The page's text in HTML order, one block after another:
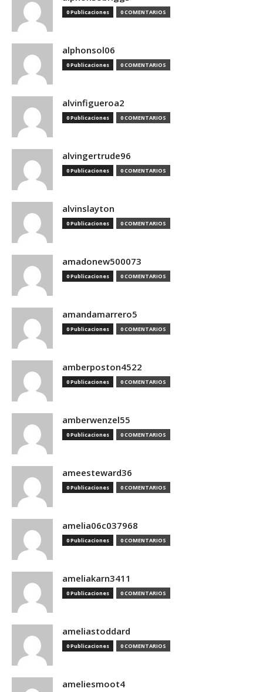
0 Publicaciones 0 COMENTARIOS
alphonsol06
0 Publicaciones 0 COMENTARIOS
alvinfigueroa2
0 Publicaciones 0 COMENTARIOS
alvingertrude96
0 Publicaciones 0 COMENTARIOS
alvinslayton
0 Publicaciones 0 COMENTARIOS
amadonew500073
0 Publicaciones 0 COMENTARIOS
amandamarrero5
0 Publicaciones 0 COMENTARIOS
amberposton4522
0 Publicaciones 0 COMENTARIOS
amberwenzel55
0 Publicaciones 0 COMENTARIOS
ameesteward36
0 Publicaciones 0 COMENTARIOS
amelia06c037968
0 Publicaciones 0 COMENTARIOS
ameliakarn3411
0 Publicaciones 0 COMENTARIOS
ameliastoddard
0 Publicaciones 0 COMENTARIOS
ameliesmoot4